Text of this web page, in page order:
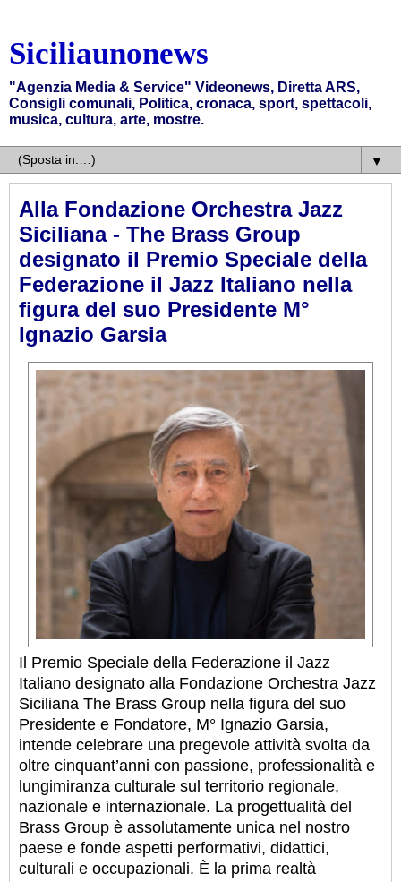
Siciliaunonews
"Agenzia Media & Service" Videonews, Diretta ARS,
Consigli comunali, Politica, cronaca, sport, spettacoli,
musica, cultura, arte, mostre.
▼
Alla Fondazione Orchestra Jazz
Siciliana - The Brass Group
designato il Premio Speciale della
Federazione il Jazz Italiano nella
figura del suo Presidente M°
Ignazio Garsia
Il Premio Speciale della Federazione il Jazz
Italiano designato alla Fondazione Orchestra Jazz
Siciliana The Brass Group nella figura del suo
Presidente e Fondatore, M° Ignazio Garsia,
intende celebrare una pregevole attività svolta da
oltre cinquant’anni con passione, professionalità e
lungimiranza culturale sul territorio regionale,
nazionale e internazionale. La progettualità del
Brass Group è assolutamente unica nel nostro
paese e fonde aspetti performativi, didattici,
culturali e occupazionali. È la prima realtà